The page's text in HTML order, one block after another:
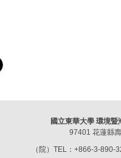
國立東華大學 環境
97401 花蓮縣
（院）TEL：+866-3-